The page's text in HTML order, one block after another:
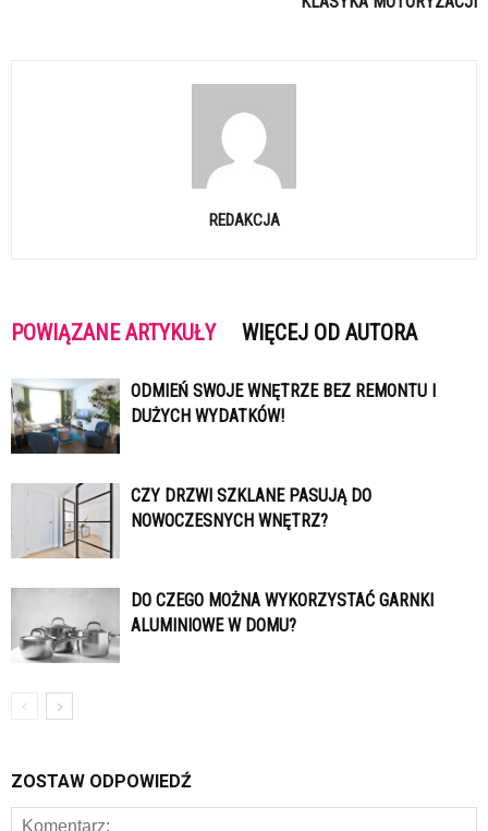
REDAKCJA
POWIĄZANE ARTYKUŁY WIĘCEJ OD AUTORA
ODMIEŃ SWOJE WNĘTRZE BEZ REMONTU I
DUŻYCH WYDATKÓW!
CZY DRZWI SZKLANE PASUJĄ DO
NOWOCZESNYCH WNĘTRZ?
DO CZEGO MOŻNA WYKORZYSTAĆ GARNKI
ALUMINIOWE W DOMU?
ZOSTAW ODPOWIEDŹ